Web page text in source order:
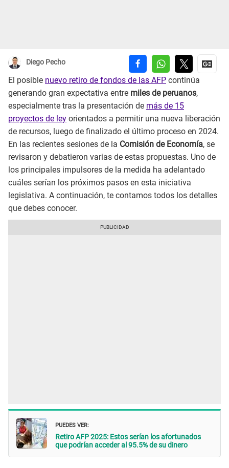
Diego Pecho
El posible nuevo retiro de fondos de las AFP continúa
generando gran expectativa entre miles de peruanos,
especialmente tras la presentación de más de 15
proyectos de ley orientados a permitir una nueva liberación
de recursos, luego de finalizado el último proceso en 2024.
En las recientes sesiones de la Comisión de Economía, se
revisaron y debatieron varias de estas propuestas. Uno de
los principales impulsores de la medida ha adelantado
cuáles serían los próximos pasos en esta iniciativa
legislativa. A continuación, te contamos todos los detalles
que debes conocer.
PUEDES VER:
Retiro AFP 2025: Estos serían los afortunados
que podrían acceder al 95.5% de su dinero